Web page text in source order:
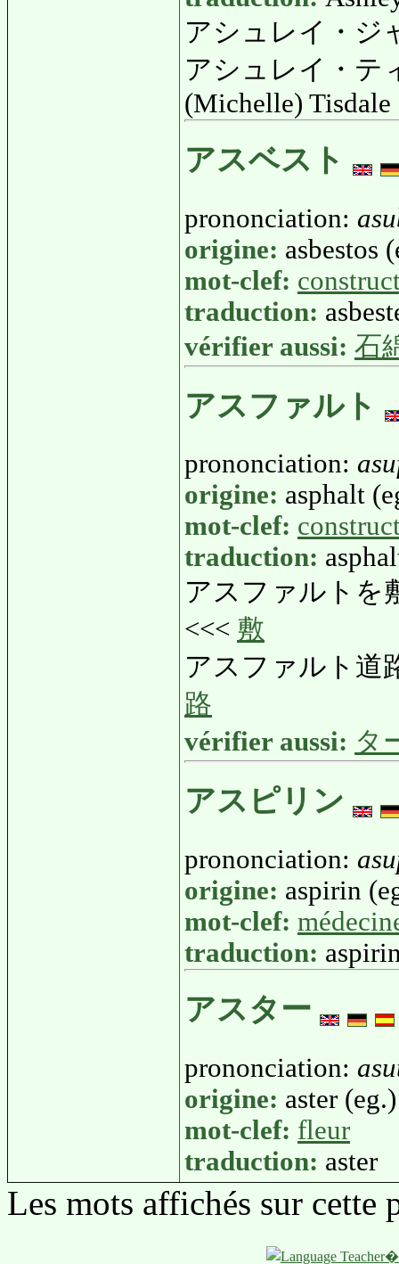
アシュレイ・ジ
アシュレイ・テ
(Michelle) Tisdale
アスベスト
prononciation:
origine: asbestos
mot-clef:
traduction:
vérifier aussi: 石
アスファルト
prononciation:
origine: asphalt
mot-clef:
traduction:
アスファルトを
<<< 敷
アスファルト道
路
vérifier aussi: タ
アスピリン
prononciation:
origine: aspirin
mot-clef:
traduction:
アスター
prononciation:
origine: aster (eg.)
mot-clef: fleur
traduction: aster
Les mots affichés sur cette